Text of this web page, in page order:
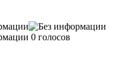
0 голосов